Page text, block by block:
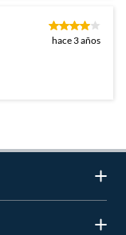
hace 3 años